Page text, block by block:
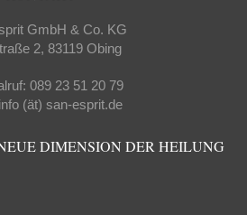
GmbH & Co. KG
2, 83119 Obing
089 23 51 20 79
(ät) san-esprit.de
DIMENSION DER HEILUNG